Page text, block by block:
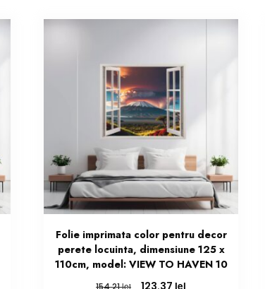
Folie imprimata color pentru decor
perete locuinta, dimensiune 125 x
110cm, model: VIEW TO HAVEN 10
154.21lei
Prețul
123.37 lei